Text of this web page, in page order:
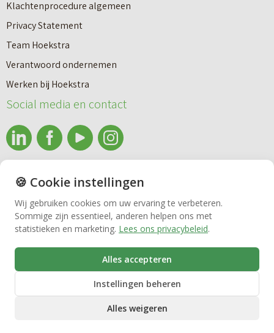
Nieuwbouw
Huren
Bedrijfsmakelaardij
Vastgoedbeheer
VvE beheer
Zorgwoningen
Klachtenprocedure algemeen
Privacy Statement
Team Hoekstra
Verantwoord ondernemen
Werken bij Hoekstra
Social media en contact
info@makelaardijhoekstra.nl
Alle contactgegevens
Bekijk de laatste nieuwsbrief van Makelaardij Hoekstra
Inschrijven nieuwsbrief Makelaardij Hoekstra
🍪 Cookie instellingen
Wij gebruiken cookies om uw ervaring te verbeteren.
Sommige zijn essentieel, anderen helpen ons met
statistieken en marketing. Lees ons privacybeleid.
Alles accepteren
Instellingen beheren
Alles weigeren